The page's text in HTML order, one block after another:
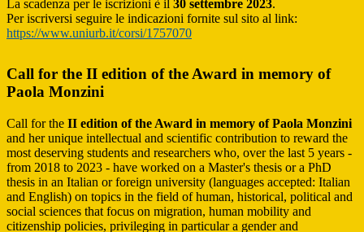
La scadenza per le iscrizioni è il 30 settembre 2023.
Per iscriversi seguire le indicazioni fornite sul sito al link:
https://www.uniurb.it/corsi/1757070
Call for the II edition of the Award in memory of
Paola Monzini
Call for the II edition of the Award in memory of Paola Monzini
and her unique intellectual and scientific contribution to reward the
most deserving students and researchers who, over the last 5 years -
from 2018 to 2023 - have worked on a Master's thesis or a PhD
thesis in an Italian or foreign university (languages accepted: Italian
and English) on topics in the field of human, historical, political and
social sciences that focus on migration, human mobility and
citizenship policies, privileging in particular a gender and